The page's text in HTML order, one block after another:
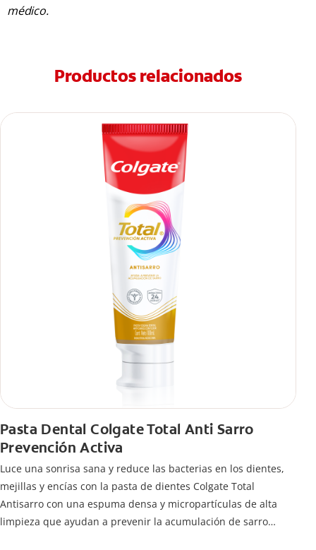
médico.
Productos relacionados
Pasta Dental Colgate Total Anti Sarro
Prevención Activa
Luce una sonrisa sana y reduce las bacterias en los dientes,
mejillas y encías con la pasta de dientes Colgate Total
Antisarro con una espuma densa y micropartículas de alta
limpieza que ayudan a prevenir la acumulación de sarro